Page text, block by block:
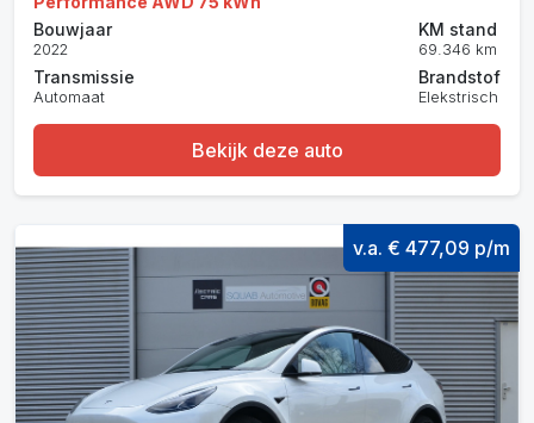
Bouwjaar
2022
Transmissie
Automaat
KM stand
69.346 km
Brandstof
Elekstrisch
Bekijk deze auto
v.a. € 477,09 p/m